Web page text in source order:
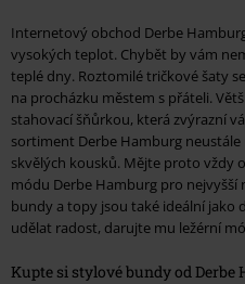
Internetový obchod Derbe
vysokých teplot. Chybět by vám
teplé dny. Roztomilé tričkové šaty
na procházku městem s přáteli.
stahovací šňůrkou, která zvýrazní
sortiment Derbe Hamburg
skvělých kousků. Mějte proto vždy
módu Derbe Hamburg pro
bundy a topy jsou také ideální jako
udělat radost, darujte mu ležérní
Kupte si stylové bundy od Derbe